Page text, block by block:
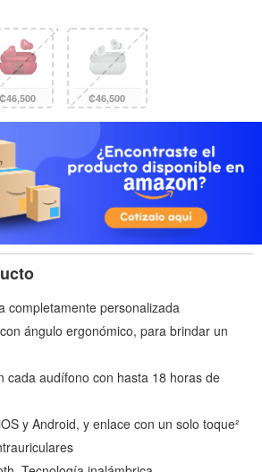
₡46,500 ₡46,500
completamente personalizada
ángulo ergonómico, para brindar un
cada audífono con hasta 18 horas de
y Android, y enlace con un solo toque²